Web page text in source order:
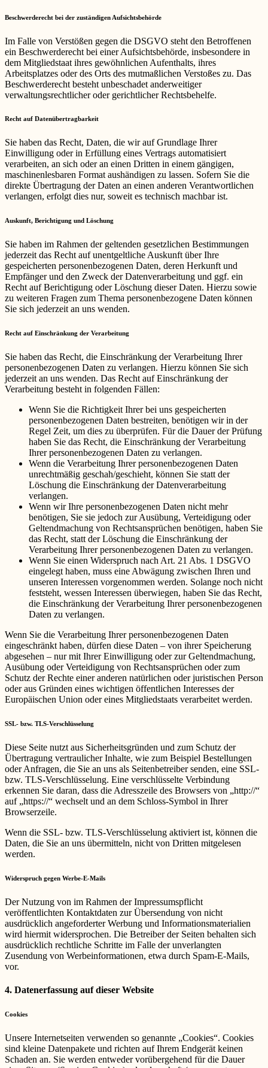
Beschwerde­recht bei der zuständigen Aufsichts­behörde
Im Falle von Verstößen gegen die DSGVO steht den Betroffenen
ein Beschwerderecht bei einer Aufsichtsbehörde, insbesondere in
dem Mitgliedstaat ihres gewöhnlichen Aufenthalts, ihres
Arbeitsplatzes oder des Orts des mutmaßlichen Verstoßes zu. Das
Beschwerderecht besteht unbeschadet anderweitiger
verwaltungsrechtlicher oder gerichtlicher Rechtsbehelfe.
Recht auf Daten­übertrag­barkeit
Sie haben das Recht, Daten, die wir auf Grundlage Ihrer
Einwilligung oder in Erfüllung eines Vertrags automatisiert
verarbeiten, an sich oder an einen Dritten in einem gängigen,
maschinenlesbaren Format aushändigen zu lassen. Sofern Sie die
direkte Übertragung der Daten an einen anderen Verantwortlichen
verlangen, erfolgt dies nur, soweit es technisch machbar ist.
Auskunft, Berichtigung und Löschung
Sie haben im Rahmen der geltenden gesetzlichen Bestimmungen
jederzeit das Recht auf unentgeltliche Auskunft über Ihre
gespeicherten personenbezogenen Daten, deren Herkunft und
Empfänger und den Zweck der Datenverarbeitung und ggf. ein
Recht auf Berichtigung oder Löschung dieser Daten. Hierzu sowie
zu weiteren Fragen zum Thema personenbezogene Daten können
Sie sich jederzeit an uns wenden.
Recht auf Einschränkung der Verarbeitung
Sie haben das Recht, die Einschränkung der Verarbeitung Ihrer
personenbezogenen Daten zu verlangen. Hierzu können Sie sich
jederzeit an uns wenden. Das Recht auf Einschränkung der
Verarbeitung besteht in folgenden Fällen:
Wenn Sie die Richtigkeit Ihrer bei uns gespeicherten
personenbezogenen Daten bestreiten, benötigen wir in der
Regel Zeit, um dies zu überprüfen. Für die Dauer der Prüfung
haben Sie das Recht, die Einschränkung der Verarbeitung
Ihrer personenbezogenen Daten zu verlangen.
Wenn die Verarbeitung Ihrer personenbezogenen Daten
unrechtmäßig geschah/geschieht, können Sie statt der
Löschung die Einschränkung der Datenverarbeitung
verlangen.
Wenn wir Ihre personenbezogenen Daten nicht mehr
benötigen, Sie sie jedoch zur Ausübung, Verteidigung oder
Geltendmachung von Rechtsansprüchen benötigen, haben Sie
das Recht, statt der Löschung die Einschränkung der
Verarbeitung Ihrer personenbezogenen Daten zu verlangen.
Wenn Sie einen Widerspruch nach Art. 21 Abs. 1 DSGVO
eingelegt haben, muss eine Abwägung zwischen Ihren und
unseren Interessen vorgenommen werden. Solange noch nicht
feststeht, wessen Interessen überwiegen, haben Sie das Recht,
die Einschränkung der Verarbeitung Ihrer personenbezogenen
Daten zu verlangen.
Wenn Sie die Verarbeitung Ihrer personenbezogenen Daten
eingeschränkt haben, dürfen diese Daten – von ihrer Speicherung
abgesehen – nur mit Ihrer Einwilligung oder zur Geltendmachung,
Ausübung oder Verteidigung von Rechtsansprüchen oder zum
Schutz der Rechte einer anderen natürlichen oder juristischen Person
oder aus Gründen eines wichtigen öffentlichen Interesses der
Europäischen Union oder eines Mitgliedstaats verarbeitet werden.
SSL- bzw. TLS-Verschlüsselung
Diese Seite nutzt aus Sicherheitsgründen und zum Schutz der
Übertragung vertraulicher Inhalte, wie zum Beispiel Bestellungen
oder Anfragen, die Sie an uns als Seitenbetreiber senden, eine SSL-
bzw. TLS-Verschlüsselung. Eine verschlüsselte Verbindung
erkennen Sie daran, dass die Adresszeile des Browsers von „http://“
auf „https://“ wechselt und an dem Schloss-Symbol in Ihrer
Browserzeile.
Wenn die SSL- bzw. TLS-Verschlüsselung aktiviert ist, können die
Daten, die Sie an uns übermitteln, nicht von Dritten mitgelesen
werden.
Widerspruch gegen Werbe-E-Mails
Der Nutzung von im Rahmen der Impressumspflicht
veröffentlichten Kontaktdaten zur Übersendung von nicht
ausdrücklich angeforderter Werbung und Informationsmaterialien
wird hiermit widersprochen. Die Betreiber der Seiten behalten sich
ausdrücklich rechtliche Schritte im Falle der unverlangten
Zusendung von Werbeinformationen, etwa durch Spam-E-Mails,
vor.
4. Datenerfassung auf dieser Website
Cookies
Unsere Internetseiten verwenden so genannte „Cookies“. Cookies
sind kleine Datenpakete und richten auf Ihrem Endgerät keinen
Schaden an. Sie werden entweder vorübergehend für die Dauer